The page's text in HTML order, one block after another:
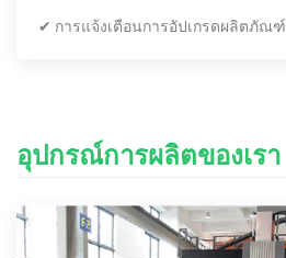
✔ การแจ้งเตือนการอัปเกรดผลิตภัณฑ์
อุปกรณ์การผลิตของเรา